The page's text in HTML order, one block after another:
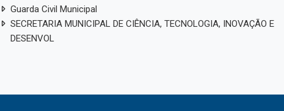
Guarda Civil Municipal
SECRETARIA MUNICIPAL DE CIÊNCIA, TECNOLOGIA, INOVAÇÃO E
DESENVOL